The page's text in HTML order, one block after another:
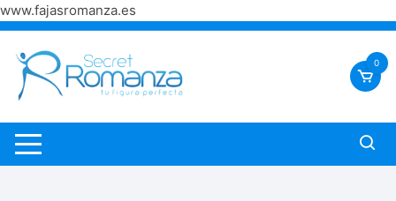
www.fajasromanza.es
Saltar
contenido
0